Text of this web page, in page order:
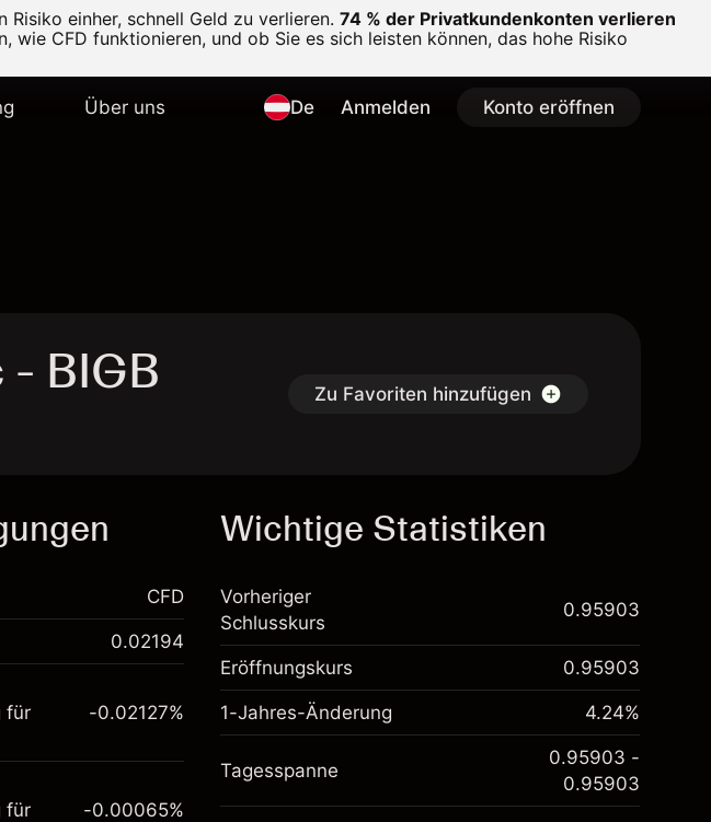
einher, schnell Geld zu verlieren. 74 % der Privatkundenkonten verlieren
wie CFD funktionieren, und ob Sie es sich leisten können, das hohe Risiko
Über uns De Anmelden Konto eröffnen
BIGB Zu Favoriten hinzufügen
für das CFD-Trading
CFD
0.02194
für
-0.02127%
für
-0.00065%
Wichtige Statistiken
Vorheriger
Schlusskurs
0.95903
Eröffnungskurs 0.95903
1-Jahres-Änderung 4.24%
Tagesspanne
0.95903 -
0.95903